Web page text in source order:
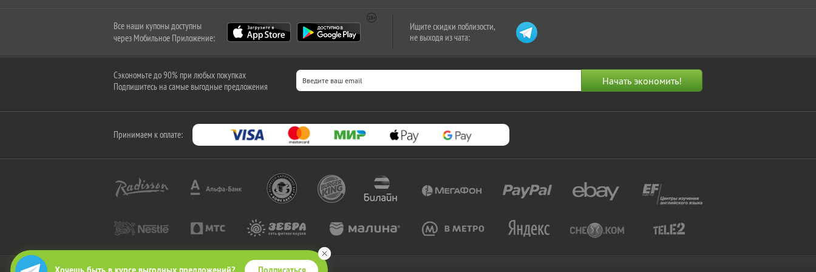
Все наши купоны доступны
через Мобильное Приложение:
Ищите скидки поблизости,
не выходя из чата:
Сэкономьте до 90% при любых покупках
Подпишитесь на самые выгодные предложения
Принимаем к оплате: